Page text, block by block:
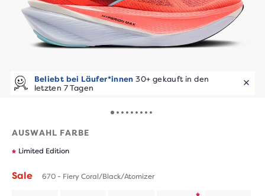
Beliebt bei Läufer*innen 30+ gekauft in den
letzten 7 Tagen
AUSWAHL FARBE
Limited Edition
Sale 670 - Fiery Coral/Black/Atomizer